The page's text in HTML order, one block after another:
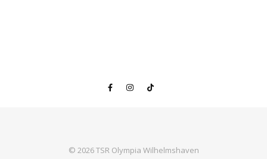
© 2026 TSR Olympia Wilhelmshaven